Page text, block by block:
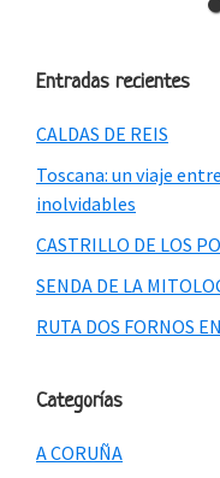
Entradas recientes
CALDAS DE REIS
Toscana: un viaje
inolvidables
CASTRILLO DE LOS
SENDA DE LA
RUTA DOS FORNOS
Categorías
A CORUÑA